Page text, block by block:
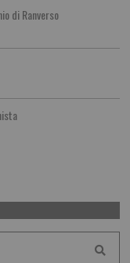
di Ranverso